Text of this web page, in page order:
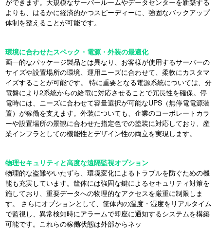
よりも、はるかに経済的かつスピーディーに、強固なバックアップ
体制を整えることが可能です。
環境に合わせたスペック・電源・外装の最適化
画一的なパッケージ製品とは異なり、お客様が使用するサーバーの
サイズや設置場所の環境、運用ニーズに合わせて、柔軟にカスタマ
イズすることが可能です。 特に重要となる電源系統については、分
電盤により2系統からの給電に対応させることで冗長性を確保。停
電時には、ニーズに合わせて容量選択が可能なUPS（無停電電源装
置）が稼働を支えます。外装についても、企業のコーポレートカラ
ーや設置場所の景観に合わせた指定色での塗装に対応しており、産
業インフラとしての機能性とデザイン性の両立を実現します。
物理セキュリティと高度な遠隔監視オプション
物理的な盗難やいたずら、環境変化によるトラブルを防ぐための機
能も充実しています。筐体には強固な鍵によるセキュリティ対策を
施しており、重要データへの物理的なアクセスを厳重に制限しま
す。 さらにオプションとして、筐体内の温度・湿度をリアルタイム
で監視し、異常検知時にアラームで即座に通知するシステムを構築
可能です。これらの稼働状態は外部からネッ